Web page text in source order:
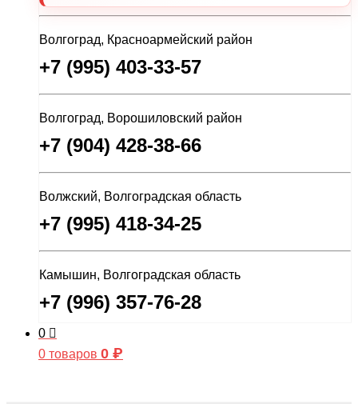
Волгоград, Красноармейский район
+7 (995) 403-33-57
Волгоград, Ворошиловский район
+7 (904) 428-38-66
Волжский, Волгоградская область
+7 (995) 418-34-25
Камышин, Волгоградская область
+7 (996) 357-76-28
0
0 товаров 0 ₽